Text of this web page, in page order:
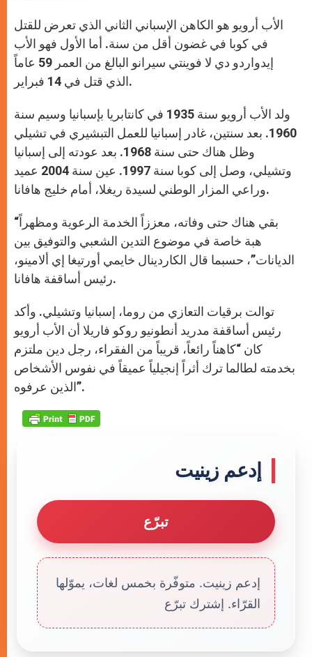
الأب أرويو هو الكاهن الإسباني الثاني الذي تعرض للقتل
في كوبا في غضون أقل من سنة. أما الأول فهو الأب
إيدواردو دي لا فوينتي سيرانو البالغ من العمر 59 عاماً
الذي قتل في 14 فبراير.
ولد الأب أرويو سنة 1935 في كانتابريا بإسبانيا وسيم سنة
1960. بعد سنتين، غادر إسبانيا للعمل التبشيري في تشيلي
وظل هناك حتى سنة 1968. بعد عودته إلى إسبانيا
وتشيلي، وصل إلى كوبا سنة 1997. عين سنة 2004 عميد
وراعي المزار الوطني لسيدة ريغلا، أمام خليج هافانا.
“بقي هناك حتى وفاته، معززاً الخدمة الرعوية ومظهراً
هبة خاصة في موضوع التدين الشعبي والتوفيق بين
الديانات”، حسبما قال الكاردينال خايمي أورتيغا إي ألامينو،
رئيس أساقفة هافانا.
توالت برقيات التعازي من روما، إسبانيا وتشيلي. وأكد
رئيس أساقفة مدريد أنطونيو روكو فاريلا أن الأب أرويو
كان “كاهناً رائعاً، قريباً من الفقراء، رجل دين ملتزم
بخدمته لطالما ترك أثراً إنجيلياً عميقاً في نفوس الأشخاص
الذين عرفوه”.
إدعم زينيت
تبرّع
إدعم زينيت. متوفّرة بخمس لغات، يموّلها
القرّاء. إشترك تبرّع